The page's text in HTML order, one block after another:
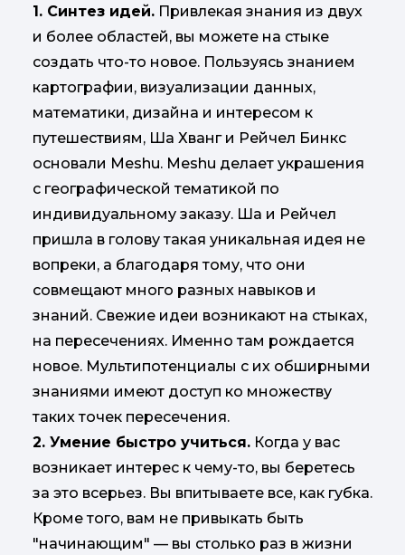
1. Синтез идей. Привлекая знания из двух
и более областей, вы можете на стыке
создать что-то новое. Пользуясь знанием
картографии, визуализации данных,
математики, дизайна и интересом к
путешествиям, Ша Хванг и Рейчел Бинкс
основали Meshu. Meshu делает украшения
с географической тематикой по
индивидуальному заказу. Ша и Рейчел
пришла в голову такая уникальная идея не
вопреки, а благодаря тому, что они
совмещают много разных навыков и
знаний. Свежие идеи возникают на стыках,
на пересечениях. Именно там рождается
новое. Мультипотенциалы с их обширными
знаниями имеют доступ ко множеству
таких точек пересечения.
2. Умение быстро учиться. Когда у вас
возникает интерес к чему-то, вы беретесь
за это всерьез. Вы впитываете все, как губка.
Кроме того, вам не привыкать быть
"начинающим" — вы столько раз в жизни